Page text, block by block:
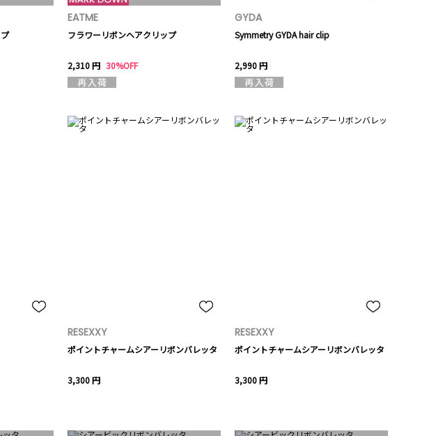
EATME
フラワーリボンヘアクリップ
2,310 円 30%OFF
GYDA
Symmetry GYDA hair clip
2,990 円
RESEXXY
ポイントチャームシアーリボンバレッタ
3,300 円
RESEXXY
ポイントチャームシアーリボンバレッタ
3,300 円